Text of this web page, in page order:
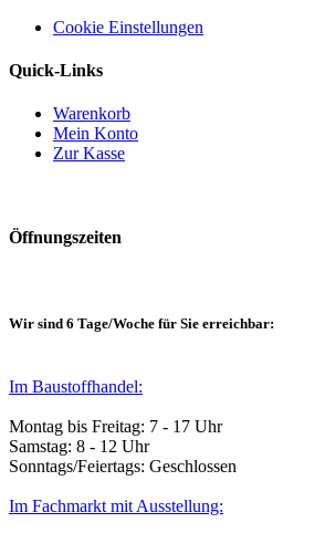
Cookie Einstellungen
Quick-Links
Warenkorb
Mein Konto
Zur Kasse
Öffnungszeiten
Wir sind 6 Tage/Woche für Sie erreichbar:
Im Baustoffhandel:
Montag bis Freitag: 7 - 17 Uhr
Samstag: 8 - 12 Uhr
Sonntags/Feiertags: Geschlossen
Im Fachmarkt mit Ausstellung: